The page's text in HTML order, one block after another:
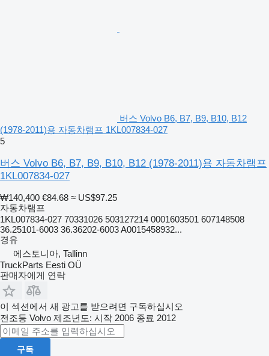
버스 Volvo B6, B7, B9, B10, B12
(1978-2011)용 자동차램프 1KL007834-027
5
버스 Volvo B6, B7, B9, B10, B12 (1978-2011)용 자동차램프
1KL007834-027
₩140,400 €84.68 ≈ US$97.25
자동차램프
1KL007834-027 70331026 503127214 0001603501 607148508
36.25101-6003 36.36202-6003 A0015458932...
경유
에스토니아, Tallinn
TruckParts Eesti OÜ
판매자에게 연락
이 섹션에서 새 광고를 받으려면 구독하십시오
전조등 Volvo 제조년도: 시작 2006 종료 2012
구독